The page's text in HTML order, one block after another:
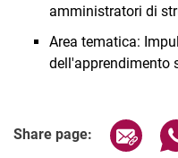
amministratori di
Area tematica:
dell'apprendimento
Share page: